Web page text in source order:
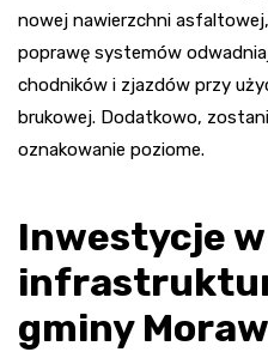
nowej nawierzchni
poprawę systemów
chodników i zjazdów przy
brukowej. Dodatkowo,
oznakowanie poziome.
Inwestycje w
gminy